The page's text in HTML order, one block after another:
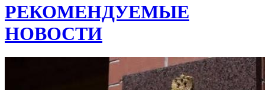
РЕКОМЕНДУЕМЫЕ
НОВОСТИ